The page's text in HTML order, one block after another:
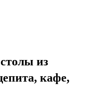
из
кафе,